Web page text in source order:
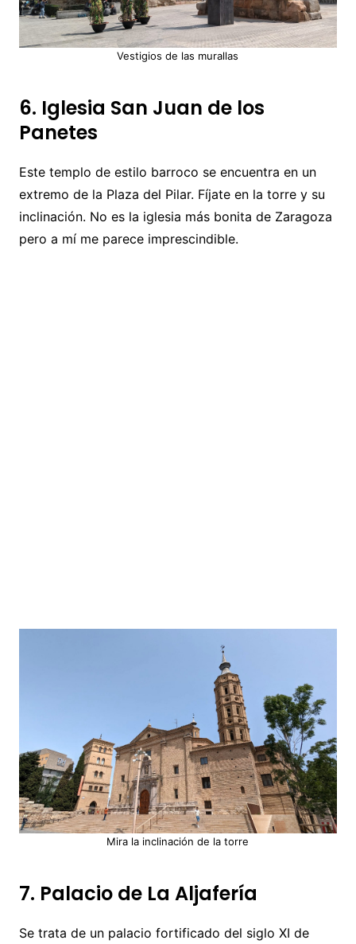
Vestigios de las murallas
6. Iglesia San Juan de los
Panetes
Este templo de estilo barroco se encuentra en un
extremo de la Plaza del Pilar. Fíjate en la torre y su
inclinación. No es la iglesia más bonita de Zaragoza
pero a mí me parece imprescindible.
Mira la inclinación de la torre
7. Palacio de La Aljafería
Se trata de un palacio fortificado del siglo XI de